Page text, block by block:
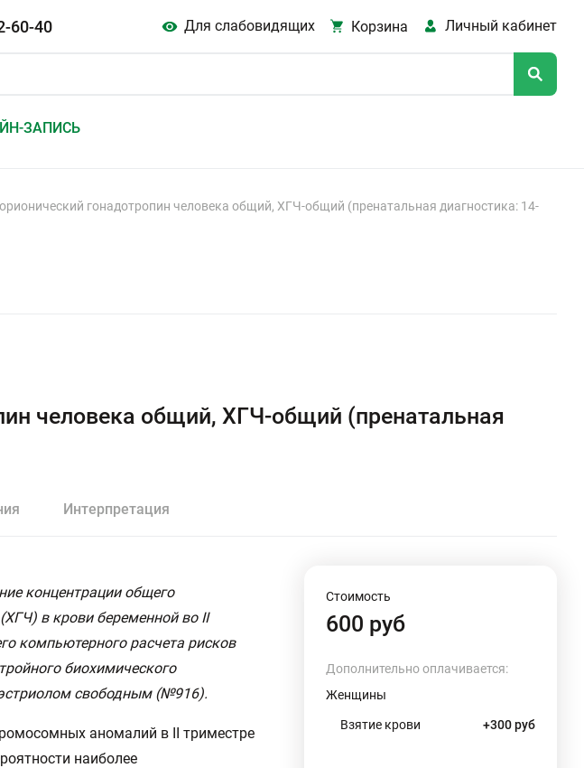
60-40 Для слабовидящих Корзина Личный кабинет
ЗАПИСЬ
гонадотропин человека общий, ХГЧ-общий (пренатальная диагностика: 14-
человека общий, ХГЧ-общий (пренатальная
Интерпретация
концентрации общего
в крови беременной во II
компьютерного расчета рисков
биохимического
свободным (№916).
аномалий в II триместре
наиболее
Стоимость
600 руб
Дополнительно оплачивается:
Женщины
Взятие крови +300 руб